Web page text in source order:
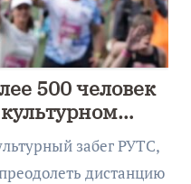
500 человек
забег РУТС,
дистанцию